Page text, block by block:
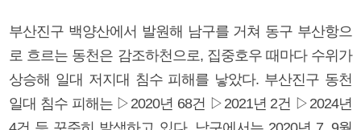
부산진구 백양산에서 발원해 남구를 거쳐 동구 부산항으
로 흐르는 동천은 감조하천으로, 집중호우 때마다 수위가
상승해 일대 저지대 침수 피해를 낳았다. 부산진구 동천
일대 침수 피해는 ▷2020년 68건 ▷2021년 2건 ▷2024년